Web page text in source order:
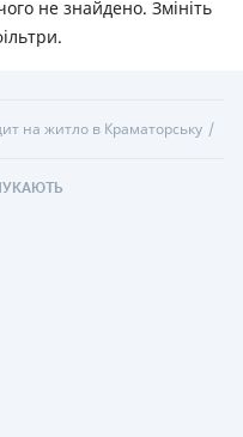
не знайдено. Змініть
на житло в Краматорську